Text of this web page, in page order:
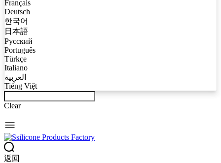
Français
Deutsch
한국어
日本語
Русский
Português
Türkçe
Italiano
العربية
Tiếng Việt
Clear
返回